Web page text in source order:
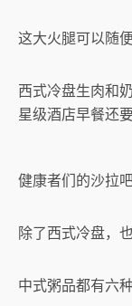
这大火腿可以随便
西式冷盘生肉和
星级酒店早餐还
健康者们的沙拉
除了西式冷盘，
中式粥品都有六